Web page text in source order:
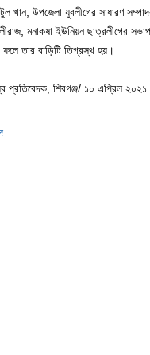
উপজেলা যুবলীগের সাধারণ
মনাকষা ইউনিয়ন ছাত্রলীগের
ফলে তার বাড়িটি তিগ্রস্থ হয়।
প্রতিবেদক, শিবগঞ্জ/ ১০ এপ্রিল ২০২১